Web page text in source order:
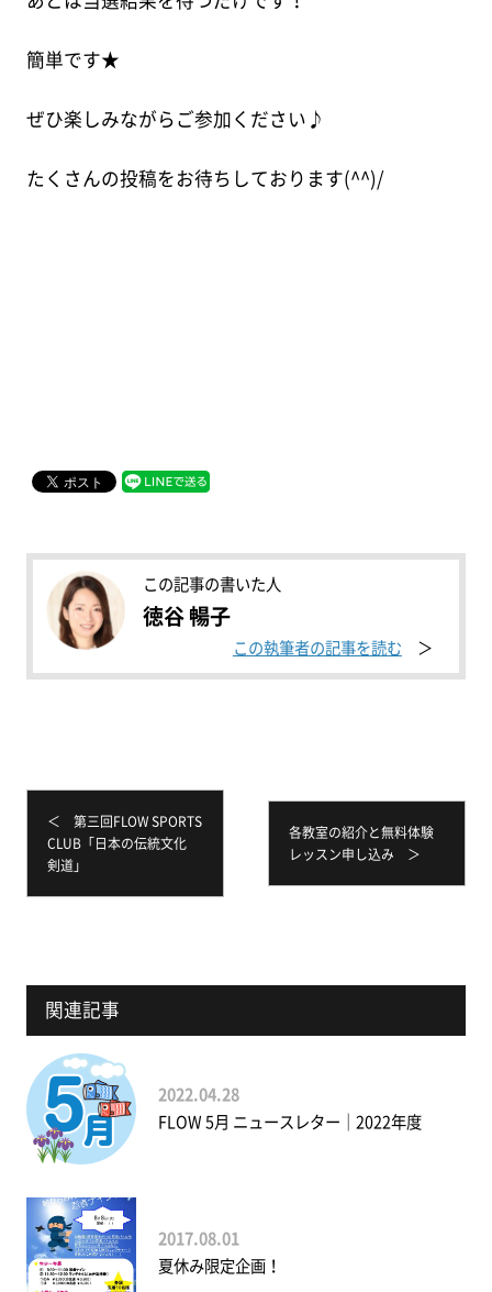
簡単です★
ぜひ楽しみながらご参加ください♪
たくさんの投稿をお待ちしております(^^)/
この記事の書いた人
徳谷 暢子
この執筆者の記事を読む
＜ 第三回FLOW SPORTS
CLUB「日本の伝統文化
剣道」
各教室の紹介と無料体験
レッスン申し込み ＞
関連記事
2022.04.28
FLOW 5月 ニュースレター｜2022年度
2017.08.01
夏休み限定企画！